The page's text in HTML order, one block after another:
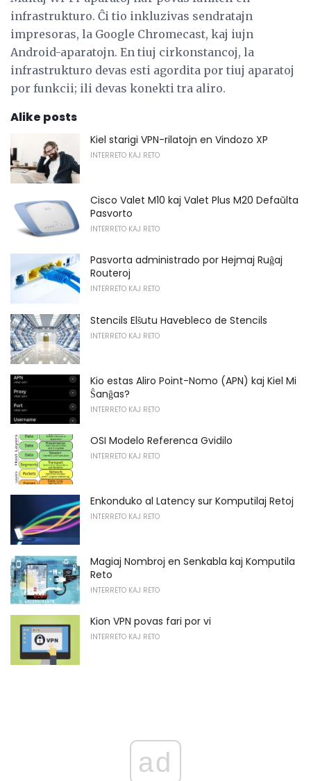
infrastrukturo. Ĉi tio inkluzivas sendratajn
impresoras, la Google Chromecast, kaj iujn
Android-aparatojn. En tiuj cirkonstancoj, la
infrastrukturo devas esti agordita por tiuj aparatoj
por funkcii; ili devas konekti tra aliro.
Alike posts
Kiel starigi VPN-rilatojn en Vindozo XP
INTERRETO KAJ RETO
Cisco Valet M10 kaj Valet Plus M20 Defaŭlta
Pasvorto
INTERRETO KAJ RETO
Pasvorta administrado por Hejmaj Ruĝaj
Routeroj
INTERRETO KAJ RETO
Stencils Elŝutu Havebleco de Stencils
INTERRETO KAJ RETO
Kio estas Aliro Point-Nomo (APN) kaj Kiel Mi
Ŝanĝas?
INTERRETO KAJ RETO
OSI Modelo Referenca Gvidilo
INTERRETO KAJ RETO
Enkonduko al Latency sur Komputilaj Retoj
INTERRETO KAJ RETO
Magiaj Nombroj en Senkabla kaj Komputila
Reto
INTERRETO KAJ RETO
Kion VPN povas fari por vi
INTERRETO KAJ RETO
ad